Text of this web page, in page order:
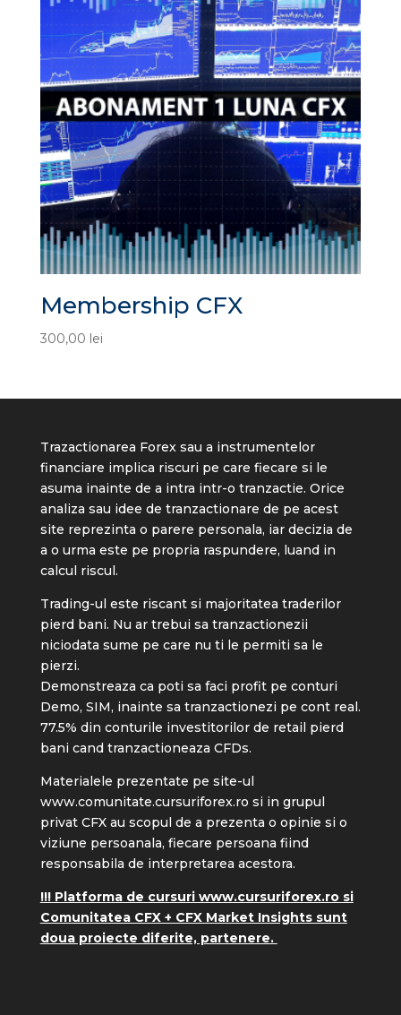
Membership CFX
300,00 lei
Trazactionarea Forex sau a instrumentelor
financiare implica riscuri pe care fiecare si le
asuma inainte de a intra intr-o tranzactie. Orice
analiza sau idee de tranzactionare de pe acest
site reprezinta o parere personala, iar decizia de
a o urma este pe propria raspundere, luand in
calcul riscul.
Trading-ul este riscant si majoritatea traderilor
pierd bani. Nu ar trebui sa tranzactionezii
niciodata sume pe care nu ti le permiti sa le
pierzi.
Demonstreaza ca poti sa faci profit pe conturi
Demo, SIM, inainte sa tranzactionezi pe cont real.
77.5% din conturile investitorilor de retail pierd
bani cand tranzactioneaza CFDs.
Materialele prezentate pe site-ul
www.comunitate.cursuriforex.ro si in grupul
privat CFX au scopul de a prezenta o opinie si o
viziune persoanala, fiecare persoana fiind
responsabila de interpretarea acestora.
!!! Platforma de cursuri www.cursuriforex.ro si
Comunitatea CFX + CFX Market Insights sunt
doua proiecte diferite, partenere.